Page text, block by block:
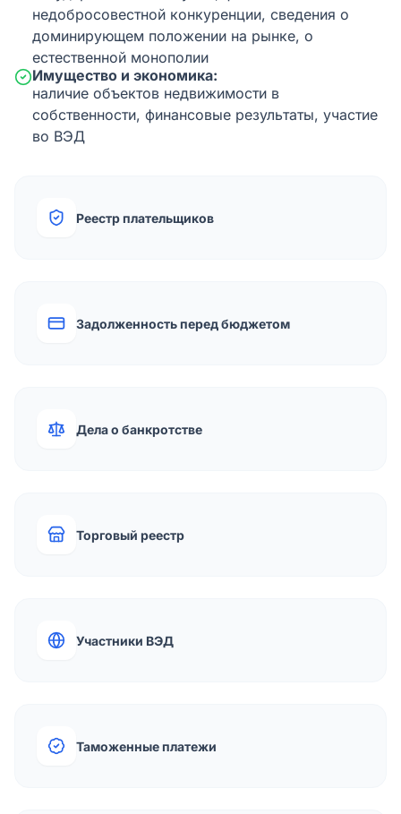
недобросовестной конкуренции, сведения о
доминирующем положении на рынке, о
естественной монополии
Имущество и экономика:
наличие объектов недвижимости в
собственности, финансовые результаты, участие
во ВЭД
Реестр плательщиков
Задолженность перед бюджетом
Дела о банкротстве
Торговый реестр
Участники ВЭД
Таможенные платежи